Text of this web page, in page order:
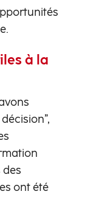
à la
des
ont été